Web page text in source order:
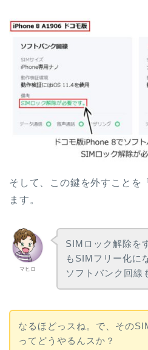
そして、この鍵を外すことを「
ます。
マヒロ
SIMロック解除を
もSIMフリー化に
ソフトバンク回線
なるほどっスね。で、その
ってどうやるんスか？